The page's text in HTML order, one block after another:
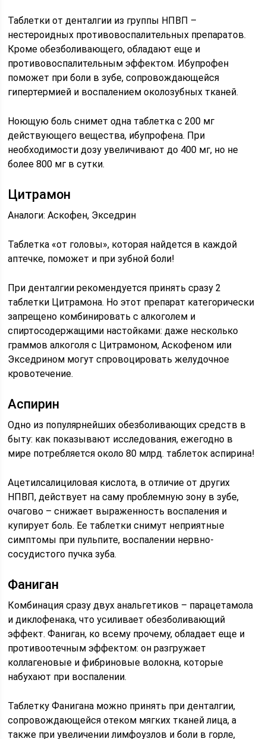
Таблетки от денталгии из группы НПВП –
нестероидных противовоспалительных препаратов.
Кроме обезболивающего, обладают еще и
противовоспалительным эффектом. Ибупрофен
поможет при боли в зубе, сопровождающейся
гипертермией и воспалением околозубных тканей.
Ноющую боль снимет одна таблетка с 200 мг
действующего вещества, ибупрофена. При
необходимости дозу увеличивают до 400 мг, но не
более 800 мг в сутки.
Цитрамон
Аналоги: Аскофен, Экседрин
Таблетка «от головы», которая найдется в каждой
аптечке, поможет и при зубной боли!
При денталгии рекомендуется принять сразу 2
таблетки Цитрамона. Но этот препарат категорически
запрещено комбинировать с алкоголем и
спиртосодержащими настойками: даже несколько
граммов алкоголя с Цитрамоном, Аскофеном или
Экседрином могут спровоцировать желудочное
кровотечение.
Аспирин
Одно из популярнейших обезболивающих средств в
быту: как показывают исследования, ежегодно в
мире потребляется около 80 млрд. таблеток аспирина!
Ацетилсалициловая кислота, в отличие от других
НПВП, действует на саму проблемную зону в зубе,
очагово – снижает выраженность воспаления и
купирует боль. Ее таблетки снимут неприятные
симптомы при пульпите, воспалении нервно-
сосудистого пучка зуба.
Фаниган
Комбинация сразу двух анальгетиков – парацетамола
и диклофенака, что усиливает обезболивающий
эффект. Фаниган, ко всему прочему, обладает еще и
противоотечным эффектом: он разгружает
коллагеновые и фибриновые волокна, которые
набухают при воспалении.
Таблетку Фанигана можно принять при денталгии,
сопровождающейся отеком мягких тканей лица, а
также при увеличении лимфоузлов и боли в горле,